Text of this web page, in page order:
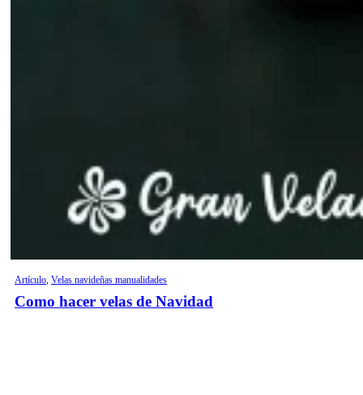
Artículo, Velas navideñas manualidades
Como hacer velas de Navidad